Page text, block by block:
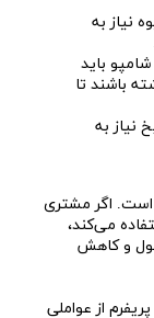
نیاز به
باید
سی‌سی) داشته باشند تا
نیاز به
است. اگر مشتری
می‌کند،
و کاهش
از عواملی